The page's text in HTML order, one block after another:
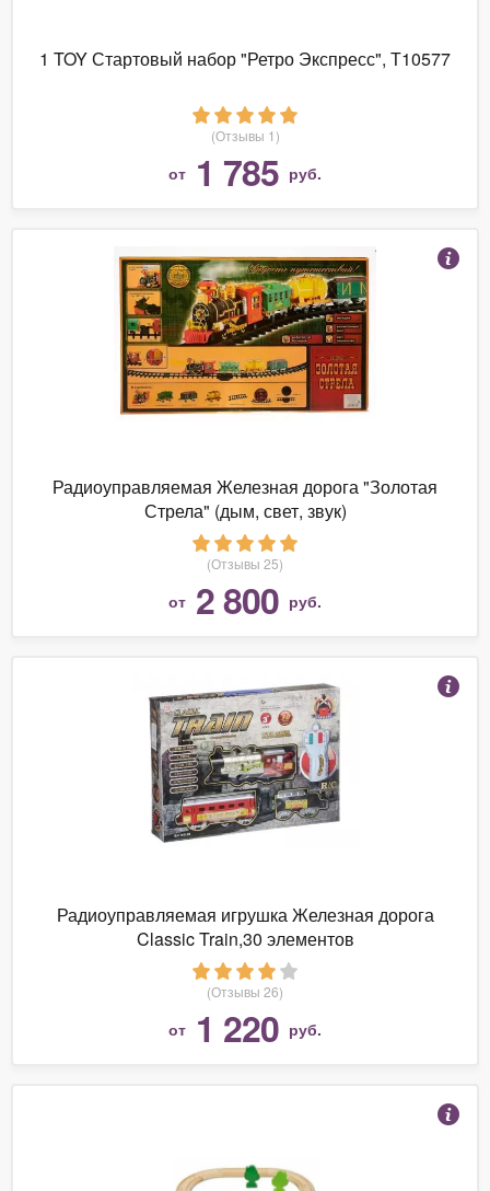
1 TOY Стартовый набор "Ретро Экспресс", Т10577
(Отзывы 1)
от 1 785 руб.
Радиоуправляемая Железная дорога "Золотая
Стрела" (дым, свет, звук)
(Отзывы 25)
от 2 800 руб.
Радиоуправляемая игрушка Железная дорога
Classic Train,30 элементов
(Отзывы 26)
от 1 220 руб.